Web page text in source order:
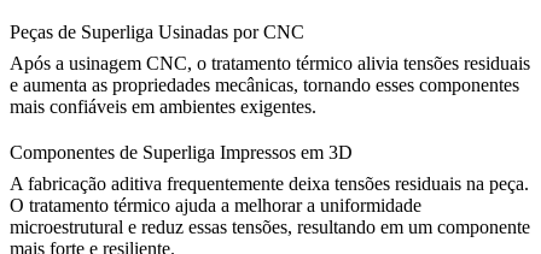
Peças de Superliga Usinadas por CNC
Após a usinagem CNC, o tratamento térmico alivia tensões residuais
e aumenta as propriedades mecânicas, tornando esses componentes
mais confiáveis em ambientes exigentes.
Componentes de Superliga Impressos em 3D
A fabricação aditiva frequentemente deixa tensões residuais na peça.
O tratamento térmico ajuda a melhorar a uniformidade
microestrutural e reduz essas tensões, resultando em um componente
mais forte e resiliente.